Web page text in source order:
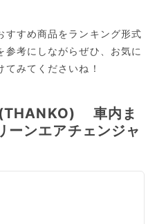
すすめ商品をランキング形式
参考にしながらぜひ、お気に
てみてくださいね！
車内ま
ンエアチェンジャ